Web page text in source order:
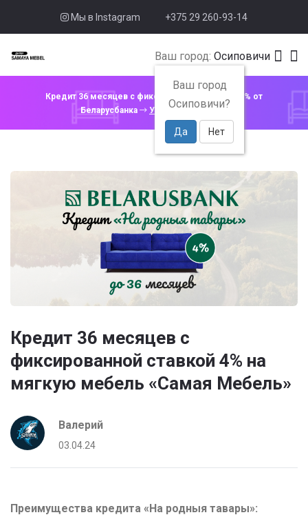
Мы в Instagram +375 29 260-93-14
Ваш город: Осиповичи
Ваш город
Осиповичи?
Да Нет
Кредит 36 месяцев с фиксированной ставкой 4% от
Беларусбанка
Узнать подробнее
Кредит 36 месяцев с
фиксированной ставкой 4% на
мягкую мебель «Самая Мебель»
Валерий
03.04.24
Преимущества кредита «На родныя тавары»: